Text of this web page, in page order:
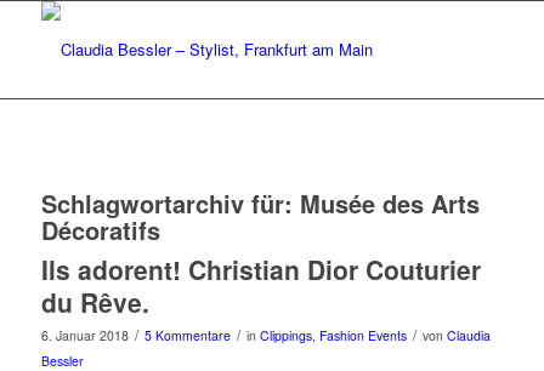
Schlagwortarchiv für: Musée des Arts
Décoratifs
Ils adorent! Christian Dior Couturier
du Rêve.
6. Januar 2018 / 5 Kommentare / in Clippings, Fashion Events / von Claudia
Bessler